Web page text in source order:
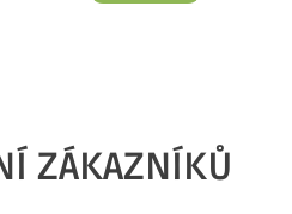
ZÁKAZNÍKŮ